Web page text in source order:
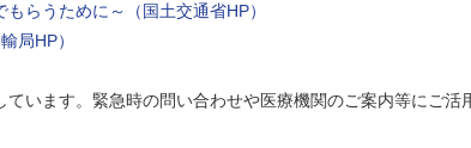
らうために～（国土交通省HP）
局HP）
います。緊急時の問い合わせや医療機関のご案内等にご活